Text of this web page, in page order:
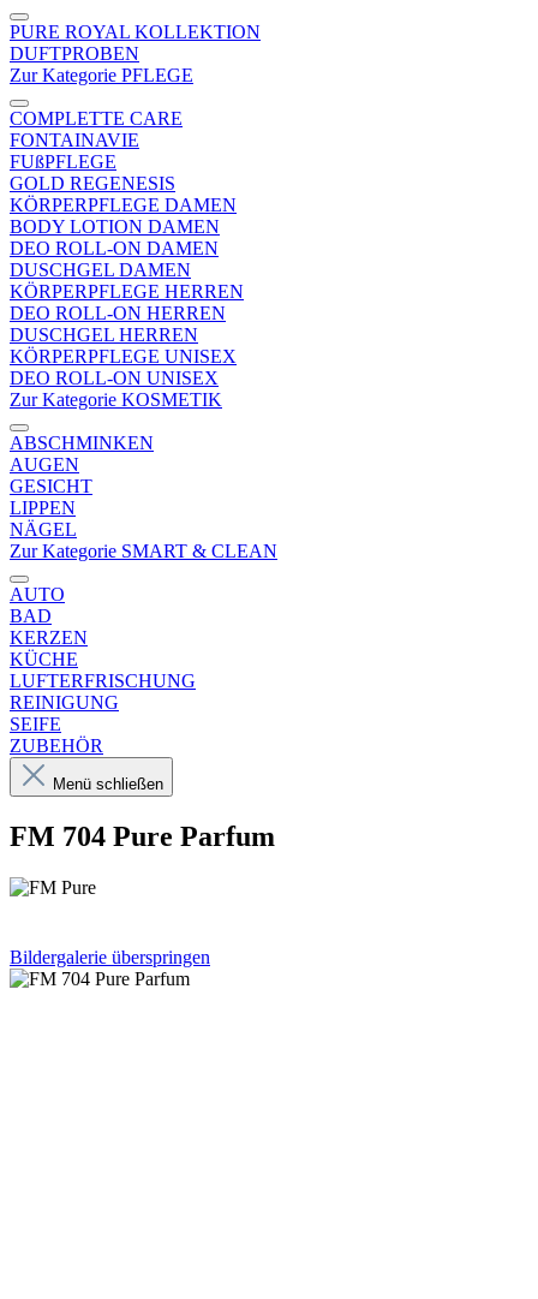
PURE ROYAL KOLLEKTION
DUFTPROBEN
Zur Kategorie PFLEGE
COMPLETTE CARE
FONTAINAVIE
FUßPFLEGE
GOLD REGENESIS
KÖRPERPFLEGE DAMEN
BODY LOTION DAMEN
DEO ROLL-ON DAMEN
DUSCHGEL DAMEN
KÖRPERPFLEGE HERREN
DEO ROLL-ON HERREN
DUSCHGEL HERREN
KÖRPERPFLEGE UNISEX
DEO ROLL-ON UNISEX
Zur Kategorie KOSMETIK
ABSCHMINKEN
AUGEN
GESICHT
LIPPEN
NÄGEL
Zur Kategorie SMART & CLEAN
AUTO
BAD
KERZEN
KÜCHE
LUFTERFRISCHUNG
REINIGUNG
SEIFE
ZUBEHÖR
Menü schließen
FM 704 Pure Parfum
Bildergalerie überspringen